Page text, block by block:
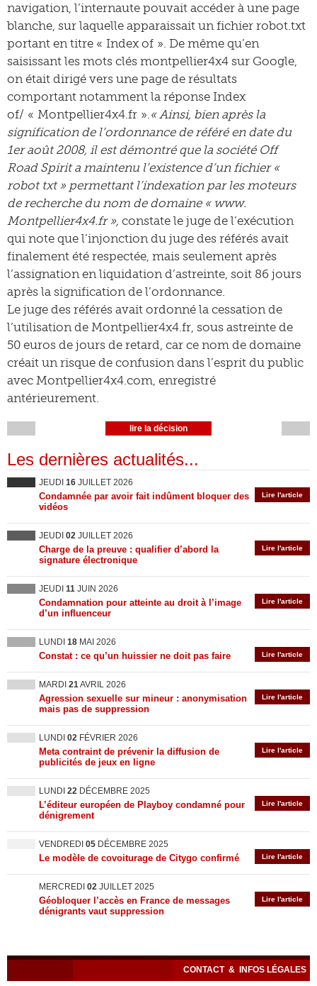
navigation, l’internaute pouvait accéder à une page
blanche, sur laquelle apparaissait un fichier robot.txt
portant en titre « Index of ». De même qu’en
saisissant les mots clés montpellier4x4 sur Google,
on était dirigé vers une page de résultats
comportant notamment la réponse Index
of/ « Montpellier4x4.fr ».« Ainsi, bien après la
signification de l’ordonnance de référé en date du
1er août 2008, il est démontré que la société Off
Road Spirit a maintenu l’existence d’un fichier «
robot txt » permettant l’indexation par les moteurs
de recherche du nom de domaine « www.
Montpellier4x4.fr », constate le juge de l’exécution
qui note que l’injonction du juge des référés avait
finalement été respectée, mais seulement après
l’assignation en liquidation d’astreinte, soit 86 jours
après la signification de l’ordonnance.
Le juge des référés avait ordonné la cessation de
l’utilisation de Montpellier4x4.fr, sous astreinte de
50 euros de jours de retard, car ce nom de domaine
créait un risque de confusion dans l’esprit du public
avec Montpellier4x4.com, enregistré
antérieurement.
lire la décision
Les dernières actualités...
JEUDI 16 JUILLET 2026
Lire l'article
Condamnée par avoir fait indûment bloquer des
vidéos
JEUDI 02 JUILLET 2026
Lire l'article
Charge de la preuve : qualifier d’abord la
signature électronique
JEUDI 11 JUIN 2026
Lire l'article
Condamnation pour atteinte au droit à l’image
d’un influenceur
LUNDI 18 MAI 2026
Lire l'article
Constat : ce qu’un huissier ne doit pas faire
MARDI 21AVRIL 2026
Lire l'article
Agression sexuelle sur mineur : anonymisation
mais pas de suppression
LUNDI 02 FÉVRIER 2026
Lire l'article
Meta contraint de prévenir la diffusion de
publicités de jeux en ligne
LUNDI 22 DÉCEMBRE 2025
Lire l'article
L’éditeur européen de Playboy condamné pour
dénigrement
VENDREDI 05 DÉCEMBRE 2025
Lire l'article
Le modèle de covoiturage de Citygo confirmé
MERCREDI 02 JUILLET 2025
Lire l'article
Géobloquer l’accès en France de messages
dénigrants vaut suppression
CONTACT & INFOS LÉGALES